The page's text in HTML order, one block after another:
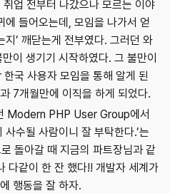
업 전부터 나갔으나 모르는 이야
들어오는데, 모임을 나가서 얻
지’ 깨닫는게 전부였다. 그러던 와
이 생기기 시작하였다. 그 불만이
국 사용자 모임을 통해 알게 된
7개월만에 이직을 하게 되었다.
Modern PHP User Group에서
수될 사람이니 잘 부탁한다.’는
돌아갈 때 지금의 파트장님과 같
다같이 한 잔 했다!! 개발자 세계가
행동을 잘 하자.